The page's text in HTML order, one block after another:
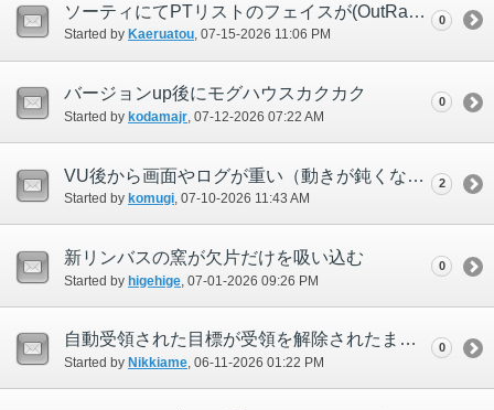
ソーティにてPTリストのフェイスが(OutRakaz_U2)と表記された
Started by Kaeruatou‎, 07-15-2026 11:06 PM
0
バージョンup後にモグハウスカクカク
Started by kodamajr ‎, 07-12-2026 07:22 AM
0
VU後から画面やログが重い（動きが鈍くなる）
Started by komugi‎, 07-10-2026 11:43 AM
2
新リンバスの窯が欠片だけを吸い込む
Started by higehige ‎, 07-01-2026 09:26 PM
0
自動受領された目標が受領を解除されたままになる
Started by Nikkiame‎, 06-11-2026 01:22 PM
0